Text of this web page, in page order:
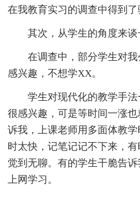
在我教育实习的调查中得到了
其次，从学生的角度来谈
在调查中，部分学生对我
感兴趣，不想学XX。
学生对现代化的教学手法
很感兴趣，可是等时间一涨
诉我，上课老师用多面体教
时太快，记笔记记不下来，
觉到无聊。有的学生干脆告
上网学习。